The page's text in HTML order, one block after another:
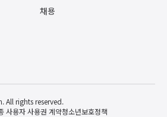
채용
All rights reserved.
사용자 사용권 계약청소년보호정책